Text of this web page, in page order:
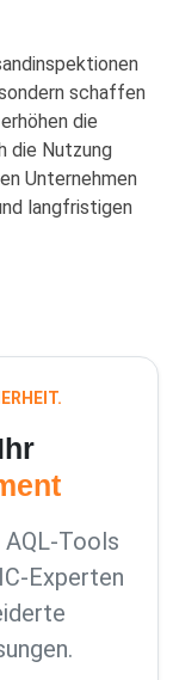
schaffen
die
die Nutzung
Unternehmen
langfristigen
Tools
Experten